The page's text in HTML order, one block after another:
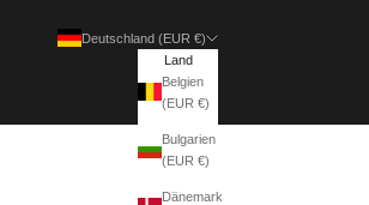
Deutschland (EUR €)
Land
Belgien
(EUR €)
Bulgarien
(EUR €)
Dänemark